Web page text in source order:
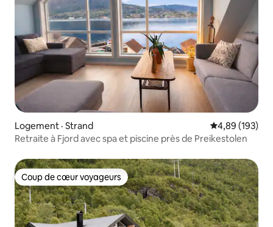
Logement · Strand Note
4,89 (193)
Retraite à Fjord avec spa et piscine près de Preikestolen
Coup de cœur voyageurs
Coup de cœur voyageurs